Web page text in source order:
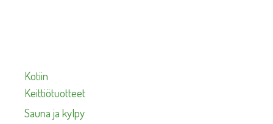
Kotiin
Keittiötuotteet
Sauna ja kylpy